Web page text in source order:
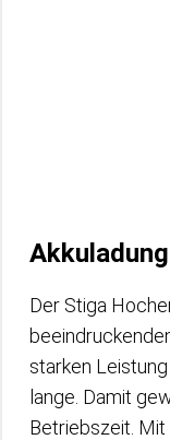
Der Stiga
starken
lange. Damit
Betriebszeit. Mit